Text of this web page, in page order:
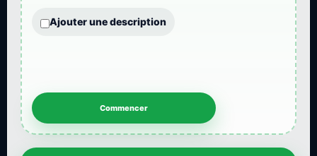
Ajouter une description